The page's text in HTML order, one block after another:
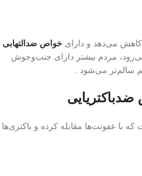
کاهش می‌دهد و دارای خواص ضدالتهابی
مردم بیشتر دارای جنب‌وجوش
سالم‌تر می‌شود .
با عفونت‌ها مقابله کرده و باکتری‌ها